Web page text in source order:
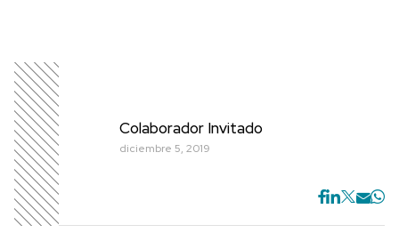
Colaborador Invitado
diciembre 5, 2019